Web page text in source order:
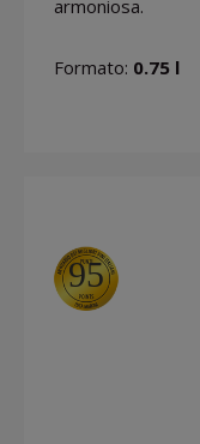
armoniosa.
Formato: 0.75 l
95